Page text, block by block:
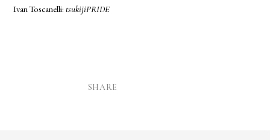
Ivan Toscanelli: tsukijiPRIDE
SHARE